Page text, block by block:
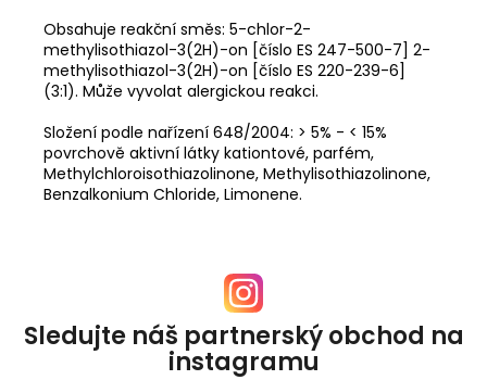
Obsahuje reakční směs: 5-chlor-2-
methylisothiazol-3(2H)-on [číslo ES 247-500-7] 2-
methylisothiazol-3(2H)-on [číslo ES 220-239-6]
(3:1). Může vyvolat alergickou reakci.
Složení podle nařízení 648/2004: > 5% - < 15%
povrchově aktivní látky kationtové, parfém,
Methylchloroisothiazolinone, Methylisothiazolinone,
Benzalkonium Chloride, Limonene.
Sledujte náš partnerský obchod na
instagramu